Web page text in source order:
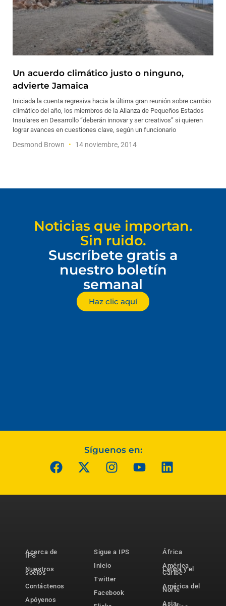
Un acuerdo climático justo o ninguno,
advierte Jamaica
Iniciada la cuenta regresiva hacia la última gran reunión sobre cambio
climático del año, los miembros de la Alianza de Pequeños Estados
Insulares en Desarrollo “deberán innovar y ser creativos” si quieren
lograr avances en cuestiones clave, según un funcionario
Desmond Brown 14 noviembre, 2014
Noticias que importan.
Sin ruido.
Suscríbete gratis a
nuestro boletín
semanal
Haz clic aquí
Síguenos en:
Acerca de
IPS
Nuestros
socios
Contáctenos
Apóyenos
Sigue a IPS
Inicio
Twitter
Facebook
África
América
Latina y el
Caribe
América del
Norte
Asia-